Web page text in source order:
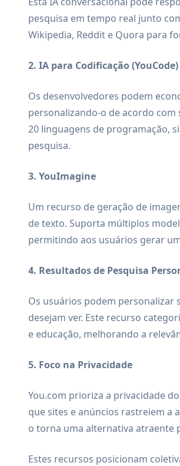
pesquisa em tempo real junto
Wikipedia, Reddit e Quora para
2. IA para Codificação (YouCode)
Os desenvolvedores podem
personalizando-o de acordo com
20 linguagens de programação,
pesquisa.
3. YouImagine
Um recurso de geração de
de texto. Suporta múltiplos
permitindo aos usuários gerar
4. Resultados de Pesquisa
Os usuários podem personalizar
desejam ver. Este recurso
e educação, melhorando a
5. Foco na Privacidade
You.com prioriza a privacidade
que sites e anúncios rastreiem a
o torna uma alternativa atraente
Estes recursos posicionam